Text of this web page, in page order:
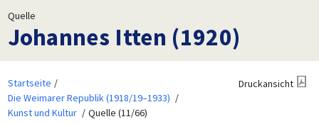
Quelle
Johannes Itten (1920)
Startseite
Die Weimarer Republik (1918/19–1933)
Kunst und Kultur
Quelle (11/66)
Druckansicht